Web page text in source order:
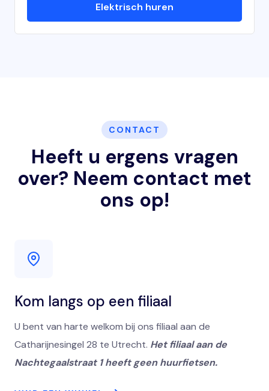
Elektrisch huren
CONTACT
Heeft u ergens vragen
over? Neem contact met
ons op!
Kom langs op een filiaal
U bent van harte welkom bij ons filiaal aan de
Catharijnesingel 28 te Utrecht. Het filiaal aan de
Nachtegaalstraat 1 heeft geen huurfietsen.